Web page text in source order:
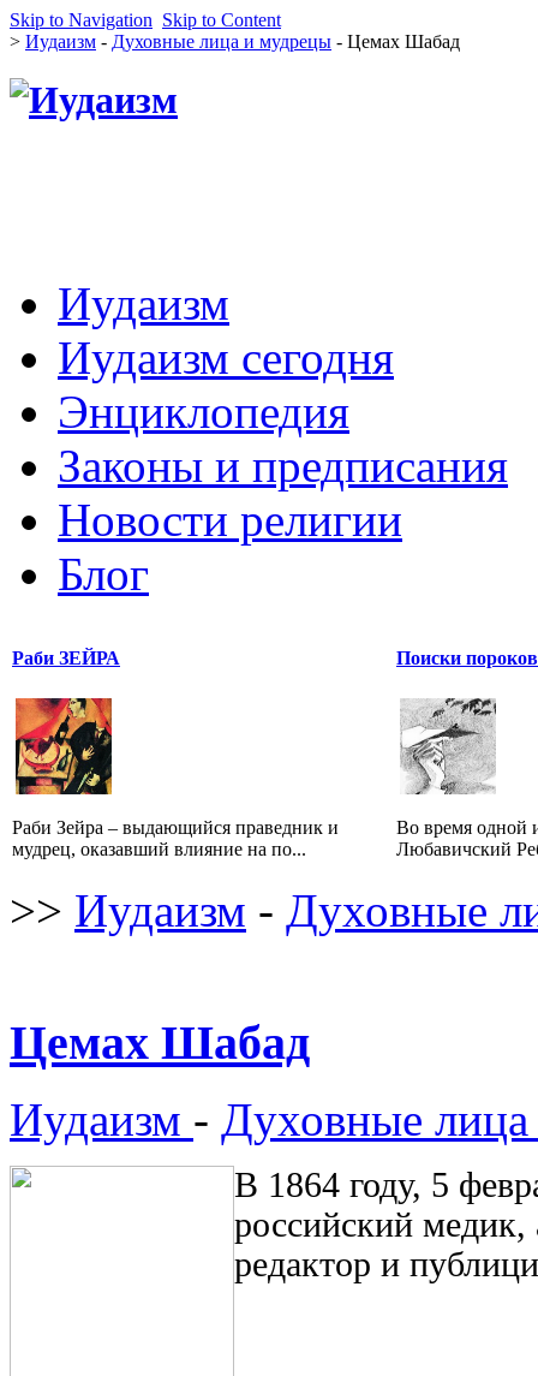
Skip to Navigation Skip to Content
> Иудаизм - Духовные лица и мудрецы - Цемах Шабад
Иудаизм
Иудаизм сегодня
Энциклопедия
Законы и предписания
Новости религии
Блог
Раби ЗЕЙРА
Раби Зейра – выдающийся праведник и
мудрец, оказавший влияние на по...
Поиски пороков
Во время одной
Любавичский
>> Иудаизм - Духовные
Цемах Шабад
Иудаизм - Духовные
В 1864 году, 5
российский медик,
редактор и